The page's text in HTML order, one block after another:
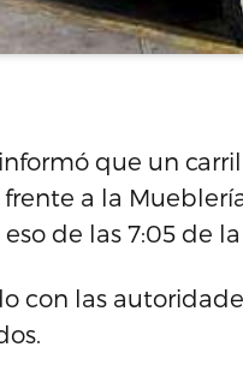
que un
a la
de las 7:05 de
con las